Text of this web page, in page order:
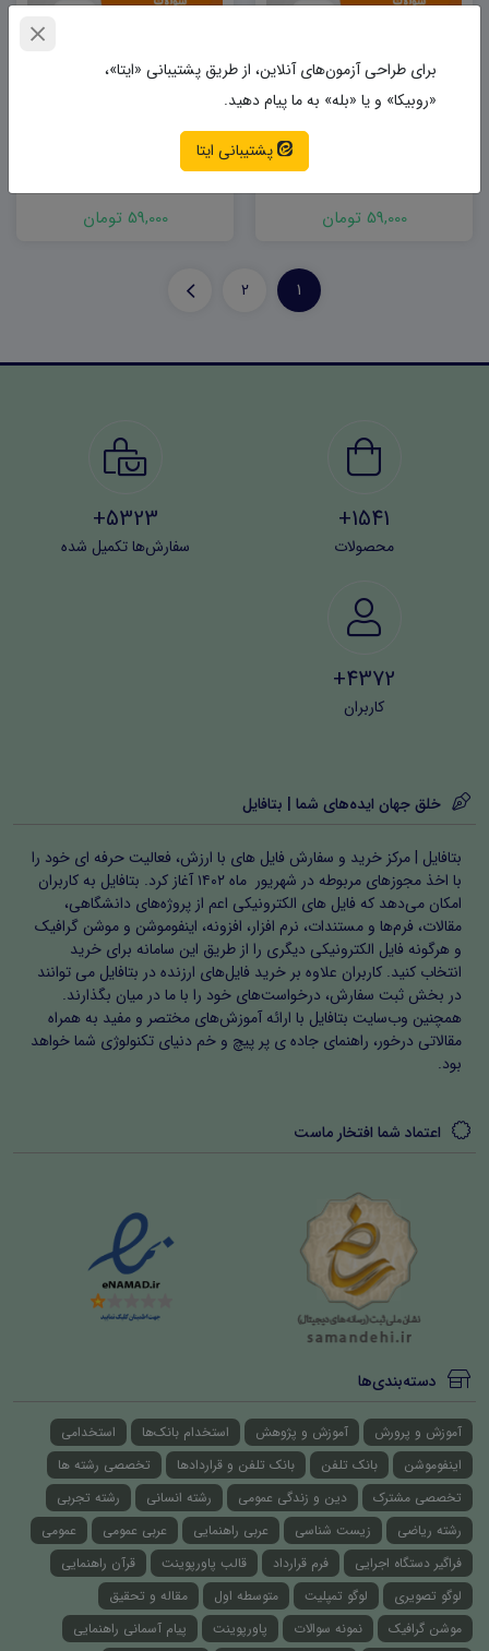
سوالات درس به درس جغرافیا
59,000 تومان
سوالات درس به درس جغرافیا
59,000 تومان
1
2
1541+
محصولات
5323+
سفارش‌ها تکمیل شده
4372+
کاربران
خلق جهان ایده‌های شما | بتافایل
بتافایل | مرکز خرید و سفارش فایل های با ارزش، فعالیت حرفه ای خود را
با اخذ مجوزهای مربوطه در شهریور ماه ۱۴۰۲ آغاز کرد. بتافایل به کاربران
امکان می‌دهد که فایل های الکترونیکی اعم از پروژه‌های دانشگاهی،
مقالات، فرم‌ها و مستندات، نرم افزار، افزونه، اینفوموشن و موشن گرافیک
و هرگونه فایل الکترونیکی دیگری را از طریق این سامانه برای خرید
انتخاب کنید. کاربران علاوه بر خرید فایل‌های ارزنده در بتافایل می توانند
در بخش ثبت سفارش، درخواست‌های خود را با ما در میان بگذارند.
همچنین وب‌سایت بتافایل با ارائه آموزش‌های مختصر و مفید به همراه
مقالاتی درخور، راهنمای جاده ی پر پیچ و خم دنیای تکنولوژی شما خواهد
بود.
اعتماد شما افتخار ماست
دسته‌بندی‌ها
آموزش و پرورش آموزش و پژوهش استخدام بانک‌ها
استخدامی
اینفوموشن
بانک تلفن بانک تلفن و قراردادها
تخصصی رشته ها
تخصصی مشترک
دین و زندگی عمومی رشته انسانی
رشته تجربی
رشته ریاضی
زیست شناسی عربی راهنمایی عربی عمومی
عمومی
فراگیر دستگاه اجرایی
فرم قرارداد قالب پاورپوینت
قرآن راهنمایی
لوگو تصویری
لوگو تمپلیت متوسطه اول
مقاله و تحقیق
موشن گرافیک
نمونه سوالات پاورپوینت
پیام آسمانی راهنمایی
برای طراحی آزمون‌های آنلاین، از طریق پشتیبانی «ایتا»،
«روبیکا» و یا «بله» به ما پیام دهید.
پشتیبانی ایتا